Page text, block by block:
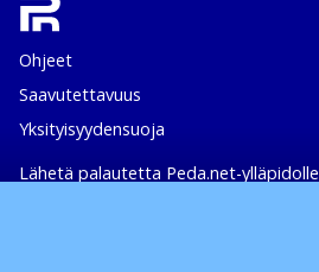
Ohjeet
Saavutettavuus
Yksityisyydensuoja
Lähetä palautetta Peda.net-ylläpidolle